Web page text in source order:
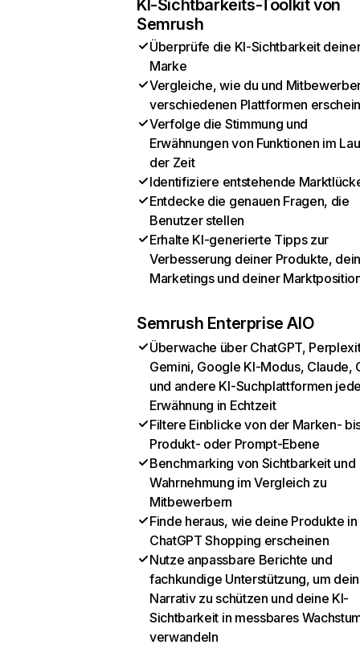
KI-Sichtbarkeits-Toolkit von
Semrush
Überprüfe die KI-Sichtbarkeit
Marke
Vergleiche, wie du und
verschiedenen Plattformen
Verfolge die Stimmung und
Erwähnungen von Funktionen im
der Zeit
Identifiziere entstehende
Entdecke die genauen Fragen, die
Benutzer stellen
Erhalte KI-generierte Tipps zur
Verbesserung deiner Produkte,
Marketings und deiner
Semrush Enterprise AIO
Überwache über ChatGPT,
Gemini, Google KI-Modus, Claude,
und andere KI-Suchplattformen
Erwähnung in Echtzeit
Filtere Einblicke von der Marken-
Produkt- oder Prompt-Ebene
Benchmarking von Sichtbarkeit und
Wahrnehmung im Vergleich zu
Mitbewerbern
Finde heraus, wie deine Produkte in
ChatGPT Shopping erscheinen
Nutze anpassbare Berichte und
fachkundige Unterstützung, um dein
Narrativ zu schützen und deine KI-
Sichtbarkeit in messbares
verwandeln